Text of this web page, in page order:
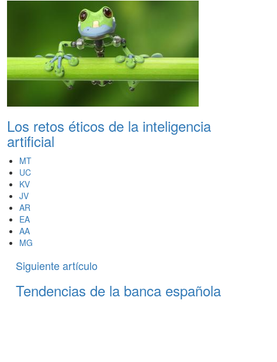
Los retos éticos de la inteligencia
artificial
MT
UC
KV
JV
AR
EA
AA
MG
Siguiente artículo
Tendencias de la banca española